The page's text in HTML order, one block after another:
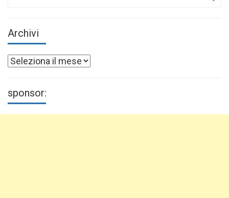
Archivi
Archivi
sponsor: